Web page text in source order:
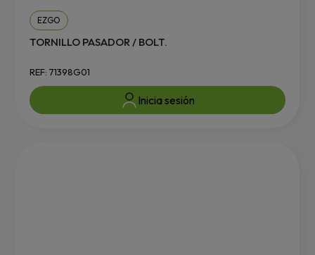
EZGO
TORNILLO PASADOR / BOLT.
REF: 71398G01
Inicia sesión